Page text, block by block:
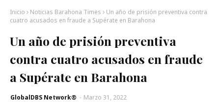
Inicio Noticias Barahona Times
Un año de prisión preventiva contra
cuatro acusados en fraude a Supérate en Barahona
Un año de prisión preventiva
contra cuatro acusados en fraude
a Supérate en Barahona
GlobalDBS Network® - Marzo 31, 2022